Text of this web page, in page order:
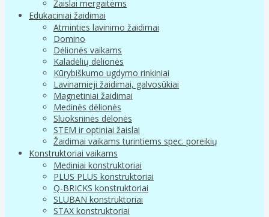
Žaislai mergaitėms
Edukaciniai žaidimai
Atminties lavinimo žaidimai
Domino
Dėlionės vaikams
Kaladėlių dėlionės
Kūrybiškumo ugdymo rinkiniai
Lavinamieji žaidimai, galvosūkiai
Magnetiniai žaidimai
Medinės dėlionės
Sluoksninės dėlonės
STEM ir optiniai žaislai
Žaidimai vaikams turintiems spec. poreikių
Konstruktoriai vaikams
Mediniai konstruktoriai
PLUS PLUS konstruktoriai
Q-BRICKS konstruktoriai
SLUBAN konstruktoriai
STAX konstruktoriai